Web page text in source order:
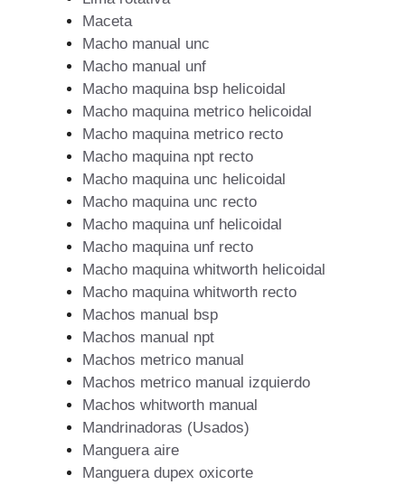
Maceta
Macho manual unc
Macho manual unf
Macho maquina bsp helicoidal
Macho maquina metrico helicoidal
Macho maquina metrico recto
Macho maquina npt recto
Macho maquina unc helicoidal
Macho maquina unc recto
Macho maquina unf helicoidal
Macho maquina unf recto
Macho maquina whitworth helicoidal
Macho maquina whitworth recto
Machos manual bsp
Machos manual npt
Machos metrico manual
Machos metrico manual izquierdo
Machos whitworth manual
Mandrinadoras (Usados)
Manguera aire
Manguera dupex oxicorte